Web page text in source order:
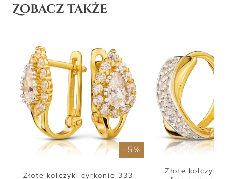
Zobacz także
- 5 %
Złote kolczyki cyrkonie 333
Złote kolczyki